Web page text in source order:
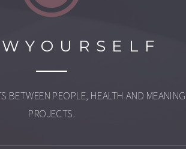
BETWEEN PEOPLE, HEALTH AND
PROJECTS.